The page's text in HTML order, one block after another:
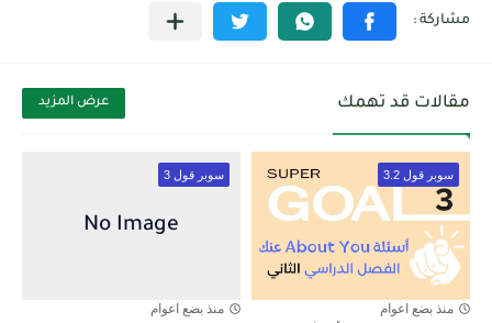
مقالات قد تهمك عرض المزيد
سوبر قول 3.2
منذ بضع اعوام
سوبر قول 3
منذ بضع اعوام